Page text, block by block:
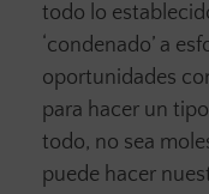
todo lo
‘condenado’ a
oportunidades
para hacer un
todo, no sea
puede hacer